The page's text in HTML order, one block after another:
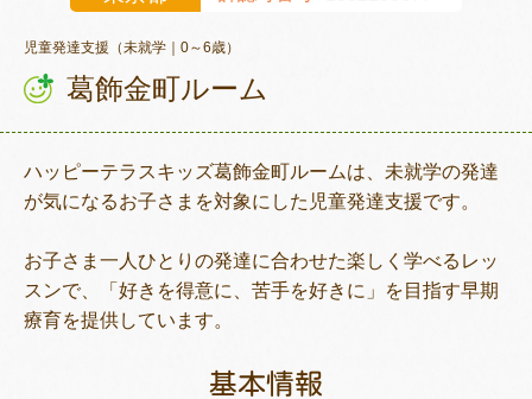
ご利用について
トレキング DIDIM
児童発達支援（未就学｜0～6歳）
葛飾金町ルーム
ハッピーテラスキッズ葛飾金町ルームは、未就学の発達
が気になるお子さまを対象にした児童発達支援です。
お子さま一人ひとりの発達に合わせた楽しく学べるレッ
スンで、「好きを得意に、苦手を好きに」を目指す早期
療育を提供しています。
基本情報